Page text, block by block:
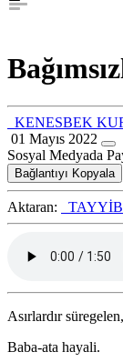
KENESBEK
01 Mayıs 2022
Sosyal Medyada
Bağlantıyı Kopyala
Aktaran:
Asırlardır süregelen,
Baba-ata hayali.